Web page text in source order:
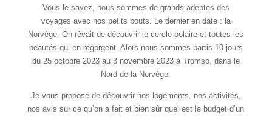
Vous le savez, nous sommes de grands adeptes des
voyages avec nos petits bouts. Le dernier en date : la
Norvège. On rêvait de découvrir le cercle polaire et toutes les
beautés qui en regorgent. Alors nous sommes partis 10 jours
du 25 octobre 2023 au 3 novembre 2023 à Tromso, dans le
Nord de la Norvège.
Je vous propose de découvrir nos logements, nos activités,
nos avis sur ce qu’on a fait et bien sûr quel est le budget d’un